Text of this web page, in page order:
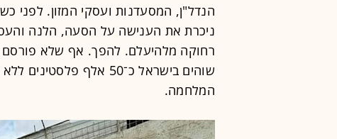
הנדל"ן, המסעדנות ועסקי המזון. לפני
ניכרת את הענישה על הסעה, הלנה
רחוקה מלהיעלם. להפך. אף שלא פורסם
המלחמה.